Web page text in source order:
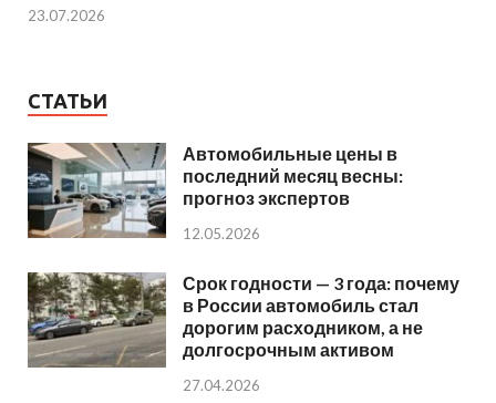
23.07.2026
СТАТЬИ
Автомобильные цены в
последний месяц весны:
прогноз экспертов
12.05.2026
Срок годности — 3 года: почему
в России автомобиль стал
дорогим расходником, а не
долгосрочным активом
27.04.2026